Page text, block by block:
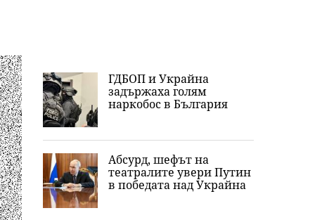
ГДБОП и Украйна
задържаха голям
наркобос в България
Абсурд, шефът на
театралите увери Путин
в победата над Украйна